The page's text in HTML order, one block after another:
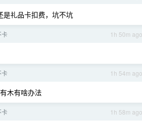
是礼品卡扣费，坑不坑
1h 50m ago
卡
1h 54m ago
卡
木有啥办法
1h 58m ago
卡